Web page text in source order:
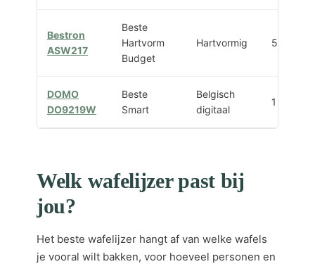
Bestron
ASW217
Beste
Hartvorm
Budget
Hartvormig 5
DOMO
DO9219W
Beste
Smart
Belgisch
digitaal
1 groot
Welk wafelijzer past bij
jou?
Het beste wafelijzer hangt af van welke wafels
je vooral wilt bakken, voor hoeveel personen en